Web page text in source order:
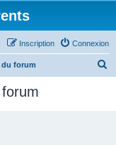
Connexion
Inscription
forum